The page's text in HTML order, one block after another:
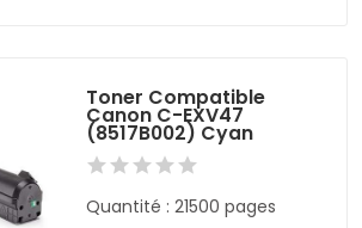
Toner Compatible
Canon C-EXV47
(8517B002) Cyan
Quantité : 21500 pages